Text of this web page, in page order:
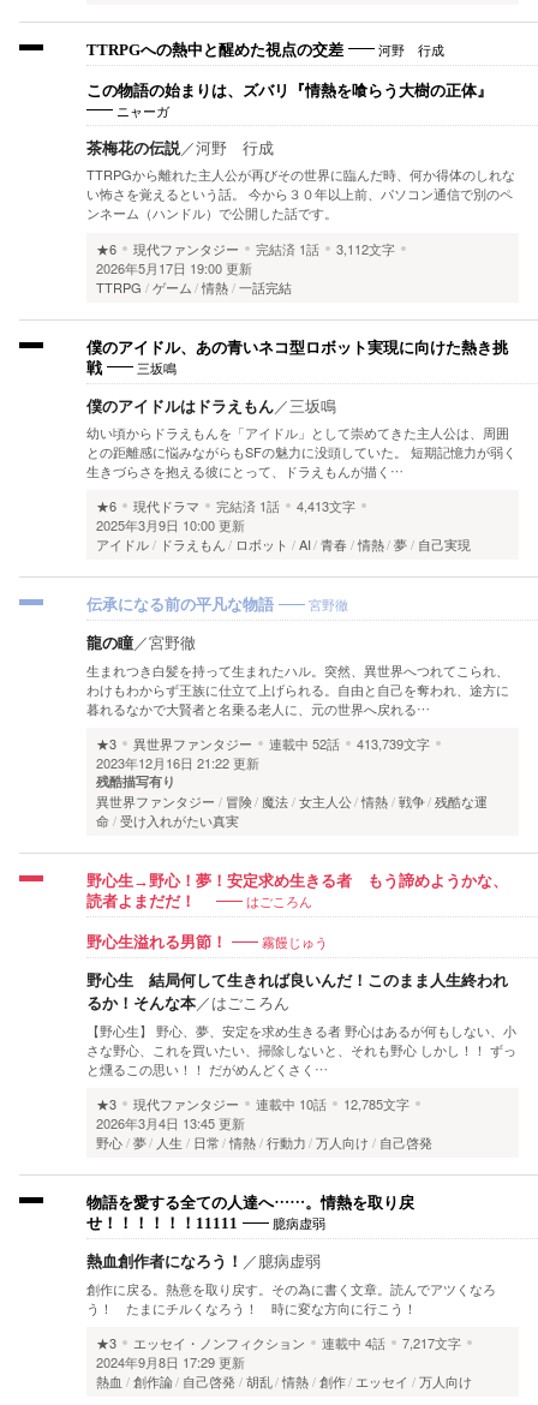
TTRPGへの熱中と醒めた視点の交差 河野 行成
この物語の始まりは、ズバリ『情熱を喰らう大樹の正体』
ニャーガ
茶梅花の伝説／河野 行成
TTRPGから離れた主人公が再びその世界に臨んだ時、何か得体のしれな
い怖さを覚えるという話。 今から３０年以上前、パソコン通信で別のペ
ンネーム（ハンドル）で公開した話です。
★6
現代ファンタジー 完結済 1話
3,112文字
2026年5月17日 19:00 更新
TTRPG
ゲーム 情熱 一話完結
僕のアイドル、あの青いネコ型ロボット実現に向けた熱き挑
戦
三坂鳴
僕のアイドルはドラえもん／三坂鳴
幼い頃からドラえもんを「アイドル」として崇めてきた主人公は、周囲
との距離感に悩みながらもSFの魅力に没頭していた。 短期記憶力が弱く
生きづらさを抱える彼にとって、ドラえもんが描く…
★6
現代ドラマ 完結済 1話
4,413文字
2025年3月9日 10:00 更新
アイドル
ドラえもん ロボット AI 青春 情熱 夢 自己実現
伝承になる前の平凡な物語 宮野徹
龍の瞳／宮野徹
生まれつき白髪を持って生まれたハル。突然、異世界へつれてこられ、
わけもわからず王族に仕立て上げられる。自由と自己を奪われ、途方に
暮れるなかで大賢者と名乗る老人に、元の世界へ戻れる…
★3
異世界ファンタジー 連載中 52話
413,739文字
2023年12月16日 21:22 更新
残酷描写有り
異世界ファンタジー 冒険 魔法 女主人公 情熱 戦争 残酷な運
命
受け入れがたい真実
野心生→野心！夢！安定求め生きる者 もう諦めようかな、
読者よまだだ！
はごころん
野心生溢れる男節！ 霧饅じゅう
野心生 結局何して生きれば良いんだ！このまま人生終われ
るか！そんな本／はごころん
【野心生】 野心、夢、安定を求め生きる者 野心はあるが何もしない、小
さな野心、これを買いたい、掃除しないと、それも野心 しかし！！ ずっ
と燻るこの思い！！ だがめんどくさく…
★3
現代ファンタジー 連載中 10話
12,785文字
2026年3月4日 13:45 更新
野心 夢 人生 日常 情熱 行動力 万人向け 自己啓発
物語を愛する全ての人達へ……。情熱を取り戻
せ！！！！！！11111
臆病虚弱
熱血創作者になろう！ ／臆病虚弱
創作に戻る。熱意を取り戻す。その為に書く文章。読んでアツくなろ
う！ たまにチルくなろう！ 時に変な方向に行こう！
★3
エッセイ・ノンフィクション 連載中 4話
7,217文字
2024年9月8日 17:29 更新
熱血
創作論 自己啓発 胡乱 情熱 創作 エッセイ 万人向け